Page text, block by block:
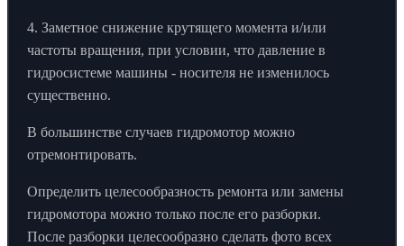
4. Заметное снижение крутящего момента и/или
частоты вращения, при условии, что давление в
гидросистеме машины - носителя не изменилось
существенно.
В большинстве случаев гидромотор можно
отремонтировать.
Определить целесообразность ремонта или замены
гидромотора можно только после его разборки.
После разборки целесообразно сделать фото всех